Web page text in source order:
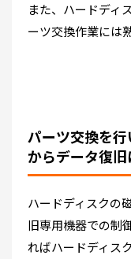
また、ハードディ
ーツ交換作業には
パーツ交換を
からデータ復
ハードディスクの
旧専用機器での制
ればハードディス